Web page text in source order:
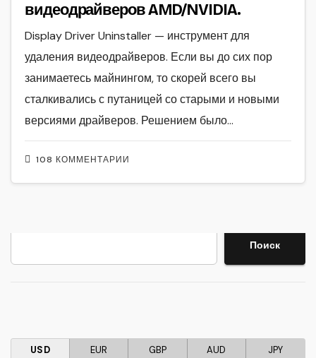
видеодрайверов AMD/NVIDIA.
108 КОММЕНТАРИИ
Display Driver Uninstaller — инструмент для
удаления видеодрайверов. Если вы до сих пор
занимаетесь майнингом, то скорей всего вы
сталкивались с путаницей со старыми и новыми
версиями драйверов. Решением было…
Поиск
USD EUR GBP AUD JPY